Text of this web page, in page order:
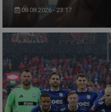
08.08.2026 - 23:17